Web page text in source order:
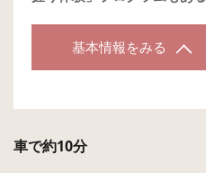
基本情報をみる
車で約10分